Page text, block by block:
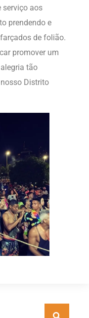
serviço aos
prendendo e
de folião.
promover um
tão
Distrito